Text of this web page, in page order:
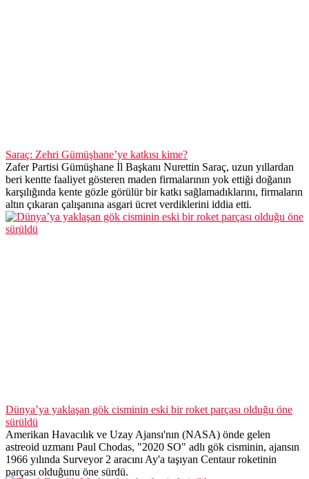
Saraç: Zehri Gümüşhane’ye katkısı kime?
Zafer Partisi Gümüşhane İl Başkanı Nurettin Saraç, uzun yıllardan
beri kentte faaliyet gösteren maden firmalarının yok ettiği doğanın
karşılığında kente gözle görülür bir katkı sağlamadıklarını, firmaların
altın çıkaran çalışanına asgari ücret verdiklerini iddia etti.
Dünya’ya yaklaşan gök cisminin eski bir roket parçası olduğu öne
sürüldü
Amerikan Havacılık ve Uzay Ajansı'nın (NASA) önde gelen
astreoid uzmanı Paul Chodas, "2020 SO" adlı gök cisminin, ajansın
1966 yılında Surveyor 2 aracını Ay'a taşıyan Centaur roketinin
parçası olduğunu öne sürdü.